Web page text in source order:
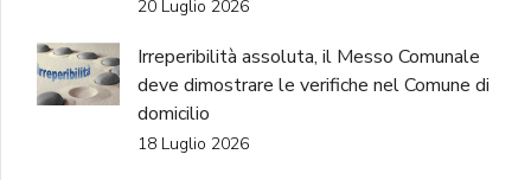
20 Luglio 2026
Irreperibilità assoluta, il Messo Comunale
deve dimostrare le verifiche nel Comune di
domicilio
18 Luglio 2026